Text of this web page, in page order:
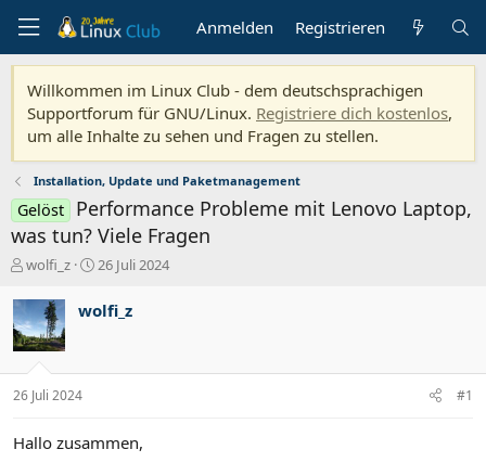
Anmelden Registrieren
Willkommen im Linux Club - dem deutschsprachigen
Supportforum für GNU/Linux. Registriere dich kostenlos,
um alle Inhalte zu sehen und Fragen zu stellen.
Installation, Update und Paketmanagement
Gelöst
Performance Probleme mit Lenovo Laptop,
was tun? Viele Fragen
E
s
t
e
l
e
wolfi_z
E
t
l
m
26 Juli 2024
wolfi_z
26 Juli 2024 #1
Hallo zusammen,